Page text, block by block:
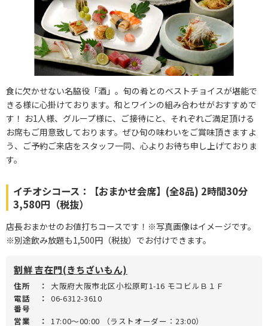
食に欠かせない名脇役「酒」。旬の肴とのベストチョイスが堪能で
きる様に心掛けております。和とワインの組み合わせがおすすめで
す！ お1人様、グループ様に、ご接待にと、それぞれご満足頂ける
お席もご用意致しております。ぜひ旬の味わいをご賞味頂きますよ
う、ご予約ご来店をスタッフ一同、心よりお待ち申し上げておりま
す。
イチオシコース：【おまかせ会席】(全8品) 2時間30分
3,580円（税抜）
店長おまかせのお値打ちコースです！※写真画像はイメージです。
※別途飲み放題も1,500円（税抜）でお付けできます。
割鮮 吉在門(きちざいもん)
住所 ：
大阪府大阪市北区小松原町1-16 モコビルＢ１Ｆ
電話
番号
： 06-6312-3610
営業
： 17:00～00:00 （ラストオーダー：23:00）